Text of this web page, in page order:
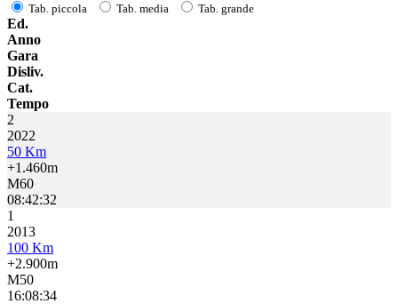
Tab. piccola Tab. media Tab. grande
Ed.
Anno
Gara
Disliv.
Cat.
Tempo
2
2022
50 Km
+1.460m
M60
08:42:32
1
2013
100 Km
+2.900m
M50
16:08:34